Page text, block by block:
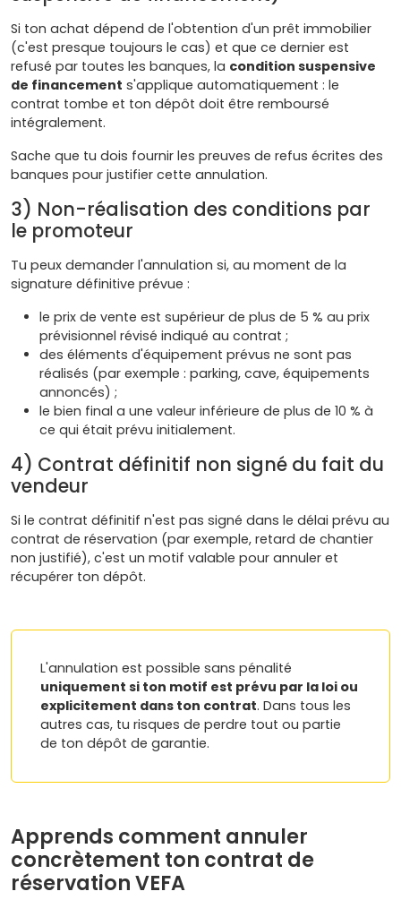
Si ton achat dépend de l'obtention d'un prêt immobilier
(c'est presque toujours le cas) et que ce dernier est
refusé par toutes les banques, la condition suspensive
de financement s'applique automatiquement : le
contrat tombe et ton dépôt doit être remboursé
intégralement.
Sache que tu dois fournir les preuves de refus écrites des
banques pour justifier cette annulation.
3) Non-réalisation des conditions par
le promoteur
Tu peux demander l'annulation si, au moment de la
signature définitive prévue :
le prix de vente est supérieur de plus de 5 % au prix
prévisionnel révisé indiqué au contrat ;
des éléments d'équipement prévus ne sont pas
réalisés (par exemple : parking, cave, équipements
annoncés) ;
le bien final a une valeur inférieure de plus de 10 % à
ce qui était prévu initialement.
4) Contrat définitif non signé du fait du
vendeur
Si le contrat définitif n'est pas signé dans le délai prévu au
contrat de réservation (par exemple, retard de chantier
non justifié), c'est un motif valable pour annuler et
récupérer ton dépôt.
L'annulation est possible sans pénalité
uniquement si ton motif est prévu par la loi ou
explicitement dans ton contrat. Dans tous les
autres cas, tu risques de perdre tout ou partie
de ton dépôt de garantie.
Apprends comment annuler
concrètement ton contrat de
réservation VEFA